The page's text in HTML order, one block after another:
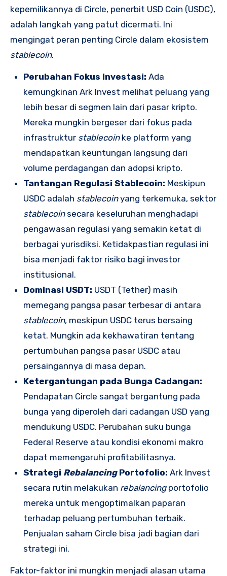
kepemilikannya di Circle, penerbit USD Coin (USDC),
adalah langkah yang patut dicermati. Ini
mengingat peran penting Circle dalam ekosistem
stablecoin.
Perubahan Fokus Investasi: Ada
kemungkinan Ark Invest melihat peluang yang
lebih besar di segmen lain dari pasar kripto.
Mereka mungkin bergeser dari fokus pada
infrastruktur stablecoinke platform yang
mendapatkan keuntungan langsung dari
volume perdagangan dan adopsi kripto.
Tantangan Regulasi Stablecoin: Meskipun
USDC adalah stablecoinyang terkemuka, sektor
stablecoinsecara keseluruhan menghadapi
pengawasan regulasi yang semakin ketat di
berbagai yurisdiksi. Ketidakpastian regulasi ini
bisa menjadi faktor risiko bagi investor
institusional.
Dominasi USDT: USDT (Tether) masih
memegang pangsa pasar terbesar di antara
stablecoin, meskipun USDC terus bersaing
ketat. Mungkin ada kekhawatiran tentang
pertumbuhan pangsa pasar USDC atau
persaingannya di masa depan.
Ketergantungan pada Bunga Cadangan:
Pendapatan Circle sangat bergantung pada
bunga yang diperoleh dari cadangan USD yang
mendukung USDC. Perubahan suku bunga
Federal Reserve atau kondisi ekonomi makro
dapat memengaruhi profitabilitasnya.
Strategi RebalancingPortofolio: Ark Invest
secara rutin melakukan rebalancingportofolio
mereka untuk mengoptimalkan paparan
terhadap peluang pertumbuhan terbaik.
Penjualan saham Circle bisa jadi bagian dari
strategi ini.
Faktor-faktor ini mungkin menjadi alasan utama